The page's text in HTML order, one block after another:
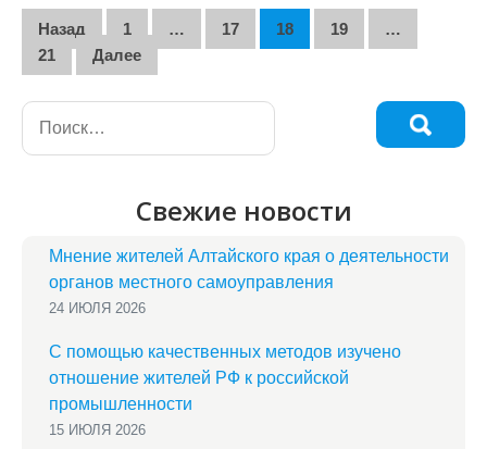
Навигация
по
записям
Назад 1 … 17 18 19
…
21
Далее
Свежие новости
Мнение жителей Алтайского края о деятельности
органов местного самоуправления
24 ИЮЛЯ 2026
С помощью качественных методов изучено
отношение жителей РФ к российской
промышленности
15 ИЮЛЯ 2026